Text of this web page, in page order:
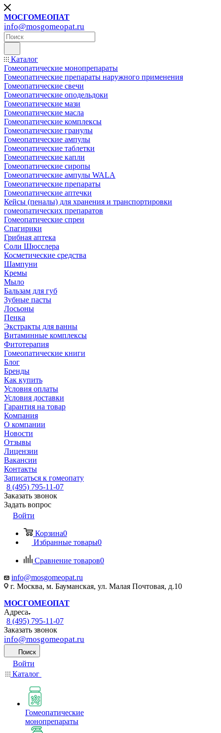
МОСГОМЕОПАТ
info@mosgomeopat.ru
Каталог
Гомеопатические монопрепараты
Гомеопатические препараты наружного применения
Гомеопатические свечи
Гомеопатические оподельдоки
Гомеопатические мази
Гомеопатические масла
Гомеопатические комплексы
Гомеопатические гранулы
Гомеопатические ампулы
Гомеопатические таблетки
Гомеопатические капли
Гомеопатические сиропы
Гомеопатические ампулы WALA
Гомеопатические препараты
Гомеопатические аптечки
Кейсы (пеналы) для хранения и транспортировки
гомеопатических препаратов
Гомеопатические спреи
Спагирики
Грибная аптека
Соли Шюсслера
Косметические средства
Шампуни
Кремы
Мыло
Бальзам для губ
Зубные пасты
Лосьоны
Пенка
Экстракты для ванны
Витаминные комплексы
Фитотерапия
Гомеопатические книги
Блог
Бренды
Как купить
Условия оплаты
Условия доставки
Гарантия на товар
Компания
О компании
Новости
Отзывы
Лицензии
Вакансии
Контакты
Записаться к гомеопату
8 (495) 795-11-07
Заказать звонок
Задать вопрос
Войти
Корзина0
Избранные товары0
Сравнение товаров0
info@mosgomeopat.ru
г. Москва, м. Бауманская, ул. Малая Почтовая, д.10
МОСГОМЕОПАТ
Адреса
8 (495) 795-11-07
Заказать звонок
info@mosgomeopat.ru
Поиск
Войти
Каталог
Гомеопатические
монопрепараты